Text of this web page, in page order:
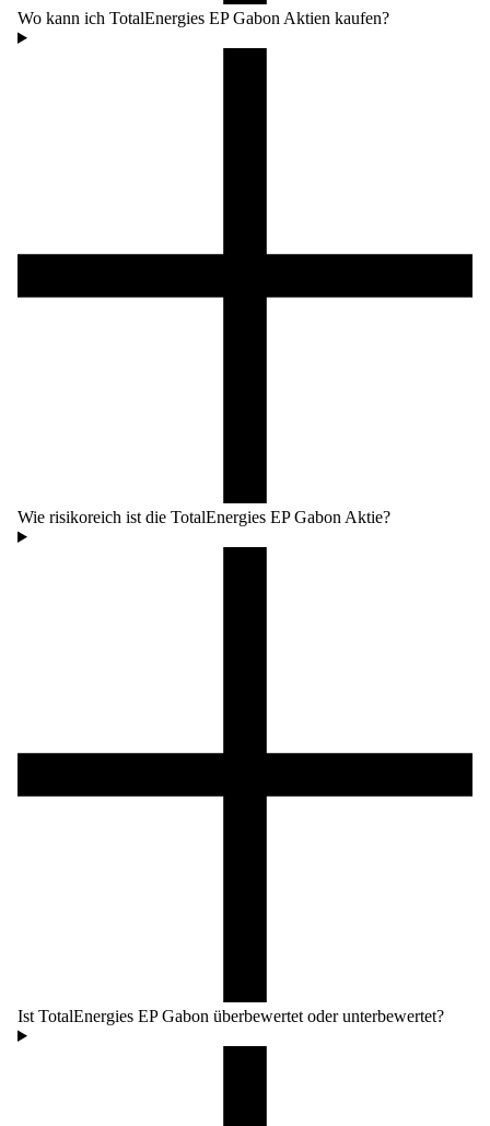
Wo kann ich TotalEnergies EP Gabon Aktien kaufen?
Wie risikoreich ist die TotalEnergies EP Gabon Aktie?
Ist TotalEnergies EP Gabon überbewertet oder unterbewertet?